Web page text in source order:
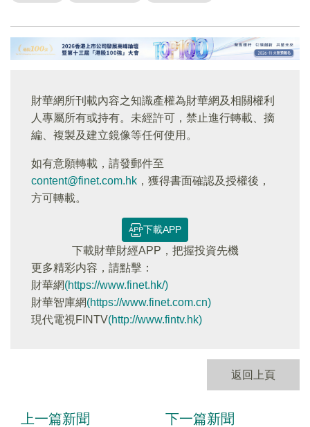
財華網所刊載內容之知識產權為財華網及相關權利
人專屬所有或持有。未經許可，禁止進行轉載、摘
編、複製及建立鏡像等任何使用。
如有意願轉載，請發郵件至
content@finet.com.hk ，獲得書面確認及授權後，
方可轉載。
下載APP
下載財華財經APP，把握投資先機
更多精彩内容，請點擊：
財華網(https://www.finet.hk/)
財華智庫網(https://www.finet.com.cn)
現代電視FINTV(http://www.fintv.hk)
返回上頁
上一篇新聞 下一篇新聞